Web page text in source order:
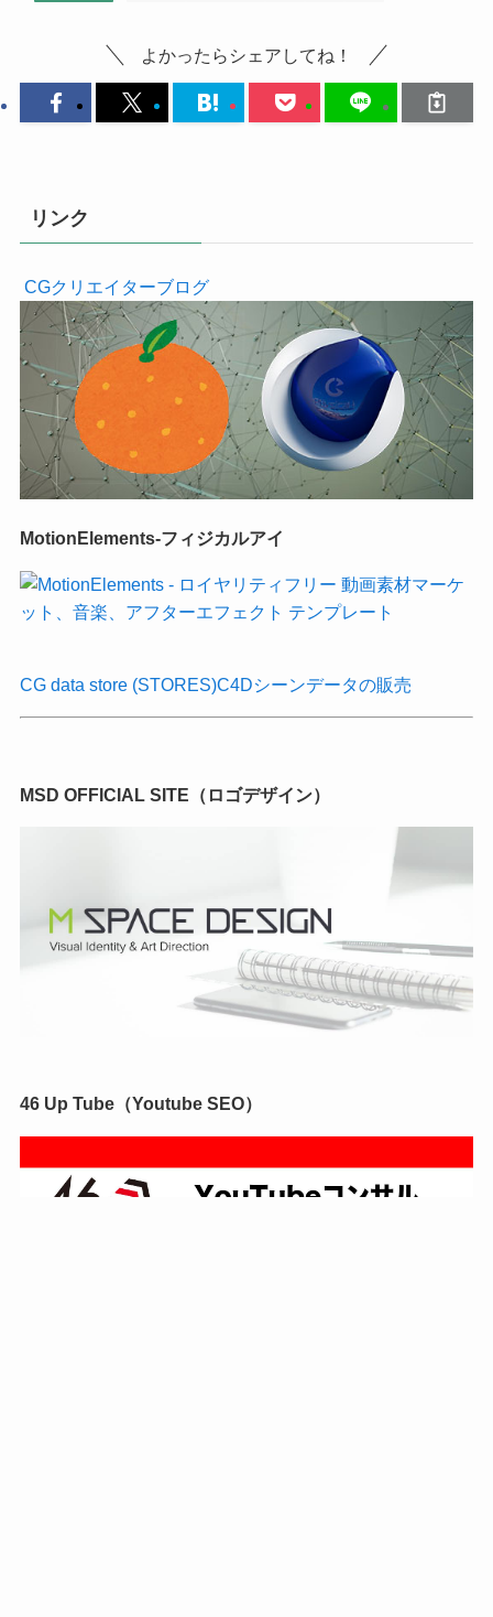
よかったらシェアしてね！
リンク
CGクリエイターブログ
MotionElements-フィジカルアイ
CG data store (STORES)C4Dシーンデータの販売
MSD OFFICIAL SITE（ロゴデザイン）
46 Up Tube（Youtube SEO）